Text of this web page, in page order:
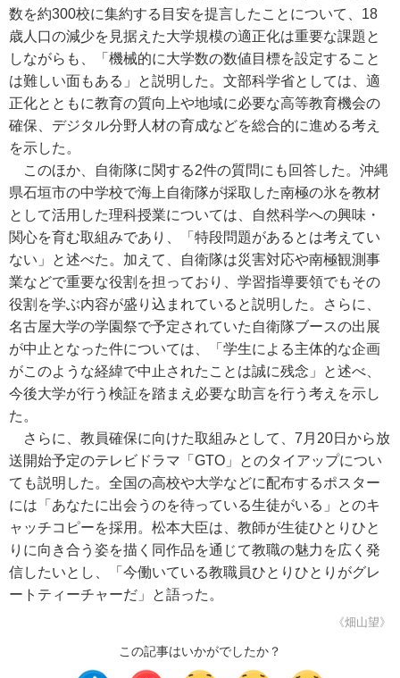
数を約300校に集約する目安を提言したことについて、18
歳人口の減少を見据えた大学規模の適正化は重要な課題と
しながらも、「機械的に大学数の数値目標を設定すること
は難しい面もある」と説明した。文部科学省としては、適
正化とともに教育の質向上や地域に必要な高等教育機会の
確保、デジタル分野人材の育成などを総合的に進める考え
を示した。
このほか、自衛隊に関する2件の質問にも回答した。沖縄
県石垣市の中学校で海上自衛隊が採取した南極の氷を教材
として活用した理科授業については、自然科学への興味・
関心を育む取組みであり、「特段問題があるとは考えてい
ない」と述べた。加えて、自衛隊は災害対応や南極観測事
業などで重要な役割を担っており、学習指導要領でもその
役割を学ぶ内容が盛り込まれていると説明した。さらに、
名古屋大学の学園祭で予定されていた自衛隊ブースの出展
が中止となった件については、「学生による主体的な企画
がこのような経緯で中止されたことは誠に残念」と述べ、
今後大学が行う検証を踏まえ必要な助言を行う考えを示し
た。
さらに、教員確保に向けた取組みとして、7月20日から放
送開始予定のテレビドラマ「GTO」とのタイアップについ
ても説明した。全国の高校や大学などに配布するポスター
には「あなたに出会うのを待っている生徒がいる」とのキ
ャッチコピーを採用。松本大臣は、教師が生徒ひとりひと
りに向き合う姿を描く同作品を通じて教職の魅力を広く発
信したいとし、「今働いている教職員ひとりひとりがグレ
ートティーチャーだ」と語った。
《畑山望》
この記事はいかがでしたか？